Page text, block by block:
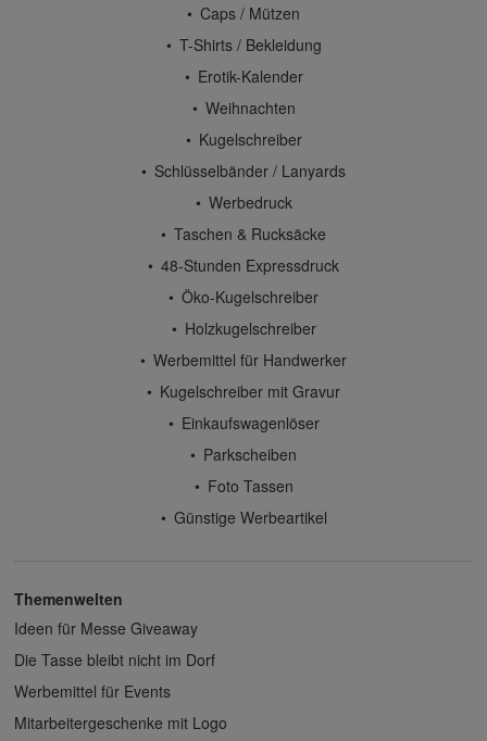
Caps / Mützen
T-Shirts / Bekleidung
Erotik-Kalender
Weihnachten
Kugelschreiber
Schlüsselbänder / Lanyards
Werbedruck
Taschen & Rucksäcke
48-Stunden Expressdruck
Öko-Kugelschreiber
Holzkugelschreiber
Werbemittel für Handwerker
Kugelschreiber mit Gravur
Einkaufswagenlöser
Parkscheiben
Foto Tassen
Günstige Werbeartikel
Themenwelten
Ideen für Messe Giveaway
Die Tasse bleibt nicht im Dorf
Werbemittel für Events
Mitarbeitergeschenke mit Logo